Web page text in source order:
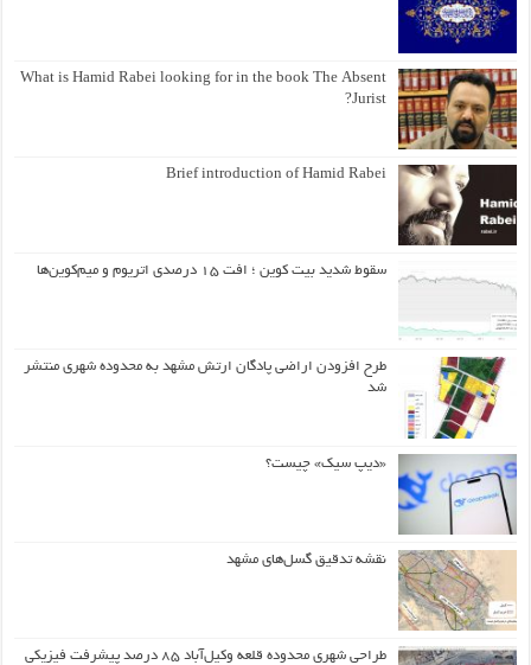
What is Hamid Rabei looking for in the book The Absent
Jurist?
Brief introduction of Hamid Rabei
سقوط شدید بیت کوین ؛ افت ۱۵ درصدی اتریوم و میم‌کوین‌ها
طرح افزودن اراضی پادگان ارتش مشهد به محدوده شهری منتشر
شد
«دیپ سیک» چیست؟
نقشه تدقیق گسل‌های مشهد
طراحی شهری محدوده قلعه وکیل‌آباد ۸۵ درصد پیشرفت فیزیکی